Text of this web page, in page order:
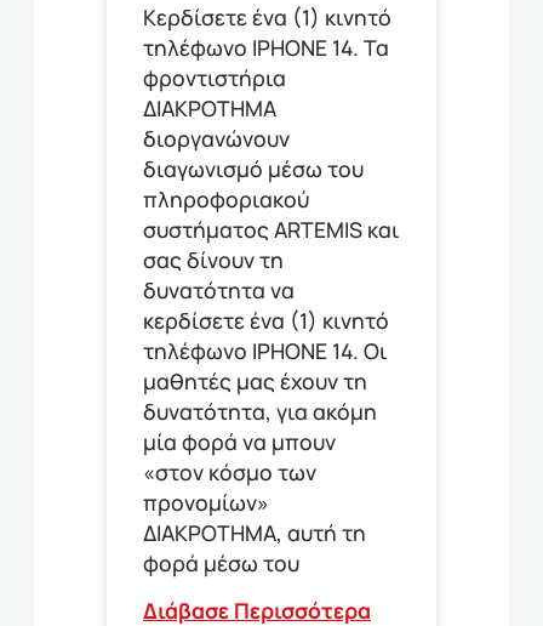
Κερδίσετε ένα (1) κινητό
τηλέφωνο ΙΡΗΟΝΕ 14. Τα
φροντιστήρια
ΔΙΑΚΡΟΤΗΜΑ
διοργανώνουν
διαγωνισμό μέσω του
πληροφοριακού
συστήματος ARTEMIS και
σας δίνουν τη
δυνατότητα να
κερδίσετε ένα (1) κινητό
τηλέφωνο ΙΡΗΟΝΕ 14. Οι
μαθητές μας έχουν τη
δυνατότητα, για ακόμη
μία φορά να μπουν
«στον κόσμο των
προνομίων»
ΔΙΑΚΡΟΤΗΜΑ, αυτή τη
φορά μέσω του
Διάβασε Περισσότερα